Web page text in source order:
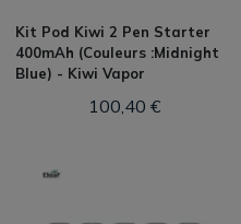
Kit Pod Kiwi 2 Pen Starter
400mAh (Couleurs :Midnight
Blue) - Kiwi Vapor
100,40 €